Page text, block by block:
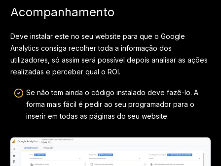
Acompanhamento
Deve instalar este no seu website para que o Google
Analytics consiga recolher toda a informação dos
utilizadores, só assim será possível depois analisar as ações
realizadas e perceber qual o ROI.
Se não tem ainda o código instalado deve fazê-lo. A
forma mais fácil é pedir ao seu programador para o
inserir em todas as páginas do seu website.